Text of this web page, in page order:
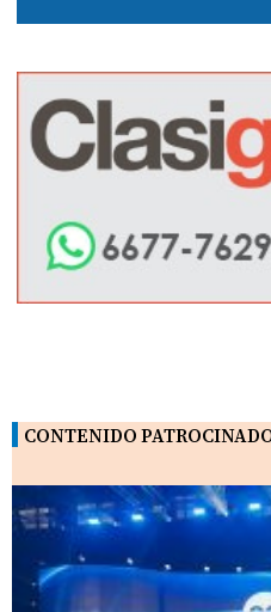
CONTENIDO